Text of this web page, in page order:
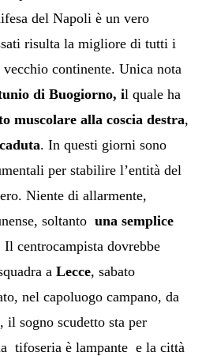
del Napoli è un vero
risulta la migliore di tutti i
continente. Unica nota
di Buogiorno, il quale ha
muscolare alla coscia destra,
. In questi giorni sono
per stabilire l’entità del
Niente di allarmente,
soltanto una semplice
Il centrocampista dovrebbe
a Lecce, sabato
nel capoluogo campano, da
il sogno scudetto sta per
tifoseria è lampante e la città